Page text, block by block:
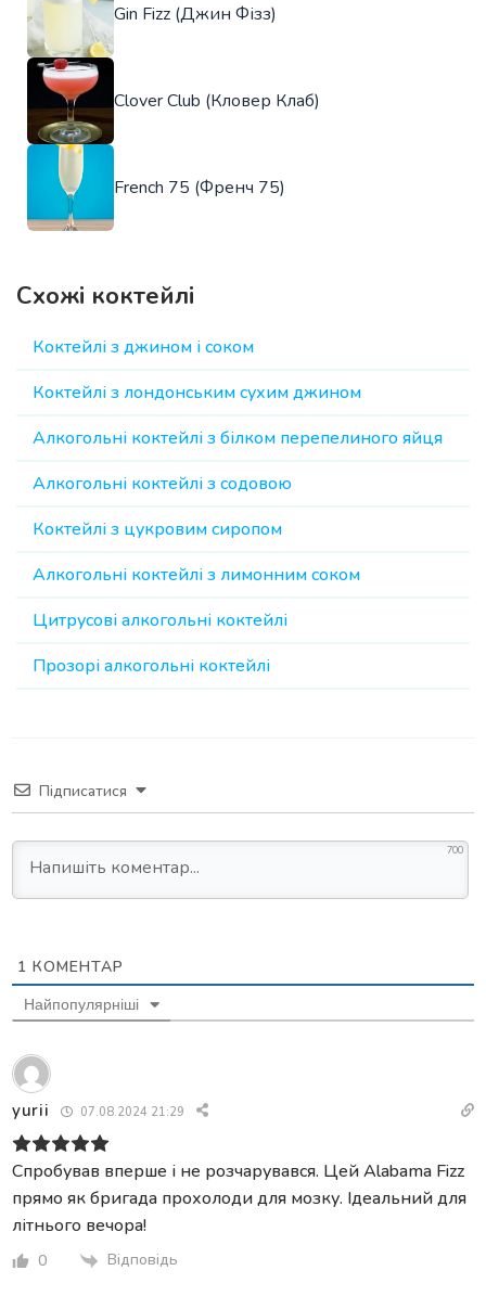
Gin Fizz (Джин Фізз)
Clover Club (Кловер Клаб)
French 75 (Френч 75)
Схожі коктейлі
Коктейлі з джином і соком
Коктейлі з лондонським сухим джином
Алкогольні коктейлі з білком перепелиного яйця
Алкогольні коктейлі з содовою
Коктейлі з цукровим сиропом
Алкогольні коктейлі з лимонним соком
Цитрусові алкогольні коктейлі
Прозорі алкогольні коктейлі
Підписатися
700
1 КОМЕНТАР
Найпопулярніші
yurii 07.08.2024 21:29
Спробував вперше і не розчарувався. Цей Alabama Fizz
прямо як бригада прохолоди для мозку. Ідеальний для
літнього вечора!
0 Відповідь